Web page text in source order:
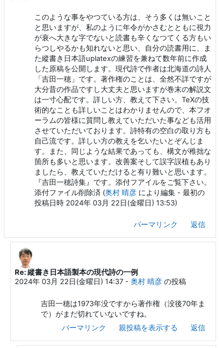
このような事をやつている方は、そう多くは無いこと
と思いますが、私のように年令がかさむとともに視力
が衰へ大きな字でないと読書も辛くなつてくる方もい
らつしやるかも知れないと思い、自分の読書用に、ま
た縱書き日本語uplatexの練習を兼ねて数年前に作成
した原稿を公開します。現代詩で作者は北海道の詩人
「吉田一穂」です。著作権のことは、全然不詳ですが
大分昔の作品ですし大丈夫と思いますが巻末の解説文
は一寸心配です。詳しい方、教えて下さい。TeXの技
術的なことも詳しいことはわかりませんので、本フオ
ーラムの皆様に質問し教えていただいた事なども活用
させていただいております。詩特有の空白の取り方も
自己流です。詳しい方の教えを乞いたいとぞんじま
す。また、同じような結果であっても、構文が稚拙な
箇所も多いと思います。改善案そして誤字誤植もあり
ましたら、教えていただけると有り難いと思います。
『吉田一穂詩集』です。添付フアイルをご覧下さい。
添付ファイル削除済 (奥村 晴彦 により編集 - 最初の
投稿日時 2024年 03月 22日(金曜日) 13:53)
パーマリンク 返信
mr2h への返信
Re: 縱書き日本語製本の現代詩の一例
2024年 03月 22日(金曜日) 14:37- 奥村 晴彦の投稿
吉田一穂は1973年没ですから著作権（没後70年ま
で）がまだ切れていないですね。
パーマリンク
親投稿を表示する 返信